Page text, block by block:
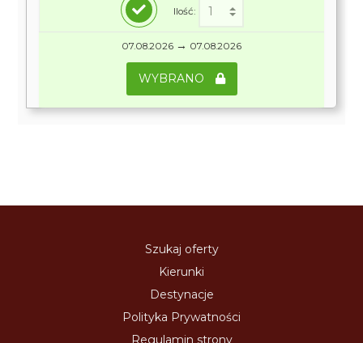
Ilość:
07.08.2026 → 07.08.2026
WYBRANO
Szukaj oferty
Kierunki
Destynacje
Polityka Prywatności
Regulamin strony